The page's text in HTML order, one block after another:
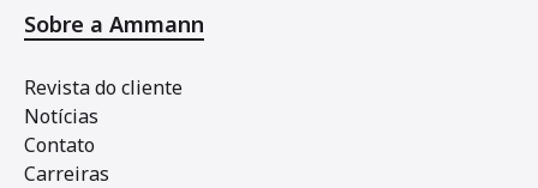
Sobre a Ammann
Revista do cliente
Notícias
Contato
Carreiras